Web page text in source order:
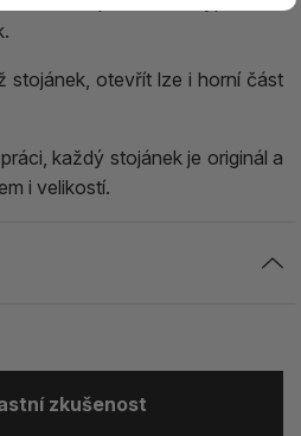
stojánek, otevřít lze i horní část
každý stojánek je originál a
i velikostí.
zkušenost